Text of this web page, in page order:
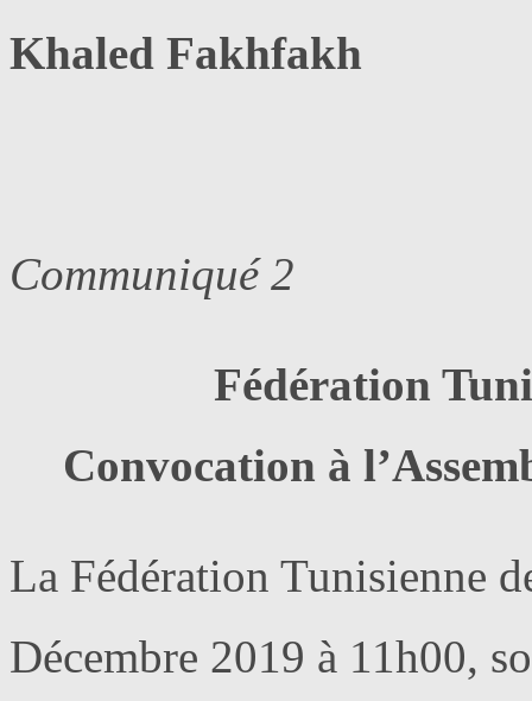
Khaled Fakhfakh
Communiqué 2
Fédération
Convocation à
La Fédération Tunisienne
Décembre 2019 à 11h00,